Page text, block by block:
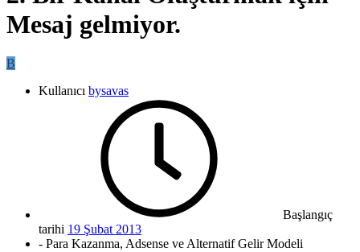
Mesaj gelmiyor.
B
Kullanıcı bysavas
Başlangıç
tarihi 19 Şubat 2013
- Para Kazanma, Adsense ve Alternatif Gelir Modeli